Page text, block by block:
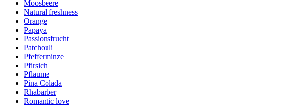
Moosbeere
Natural freshness
Orange
Papaya
Passionsfrucht
Patchouli
Pfefferminze
Pfirsich
Pflaume
Pina Colada
Rhabarber
Romantic love